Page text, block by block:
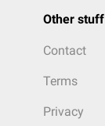
Other stuff
Contact
Terms
Privacy